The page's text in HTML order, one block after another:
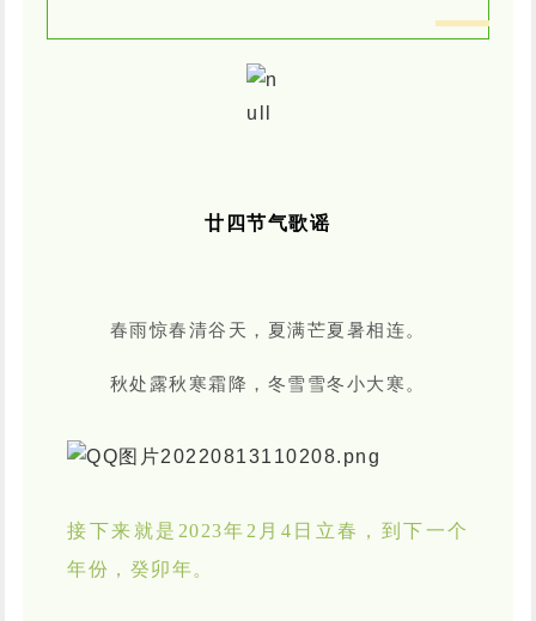
廿四节气歌谣
春雨惊春清谷天，夏满芒夏暑相连。
秋处露秋寒霜降，冬雪雪冬小大寒。
接下来就是2023年2月4日立春，到下一个
年份，癸卯年。